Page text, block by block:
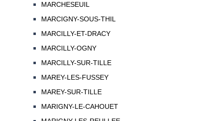
MARCHESEUIL
MARCIGNY-SOUS-THIL
MARCILLY-ET-DRACY
MARCILLY-OGNY
MARCILLY-SUR-TILLE
MAREY-LES-FUSSEY
MAREY-SUR-TILLE
MARIGNY-LE-CAHOUET